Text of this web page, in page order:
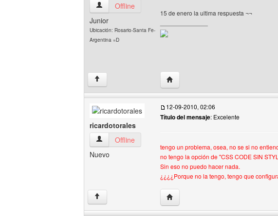
porta-1 Ver perfil del usuario
Offline
Junior
Ubicación: Rosario-Santa Fe-
Argentina =D
15 de enero la ultima respuesta ¬¬
↑ Visitar sitio web del autor: porta-1
ricardotorales
ricardotorales Ver perfil del usuario
Offline
Nuevo
12-09-2010, 02:06
Título del mensaje: Excelente
tengo un problema, osea, no se si no
no tengo la opción de "CSS CODE SIN
Sin eso no puedo hacer nada.
¿¿¿¿Porque no la tengo, tengo que
↑ Visitar sitio web del autor: